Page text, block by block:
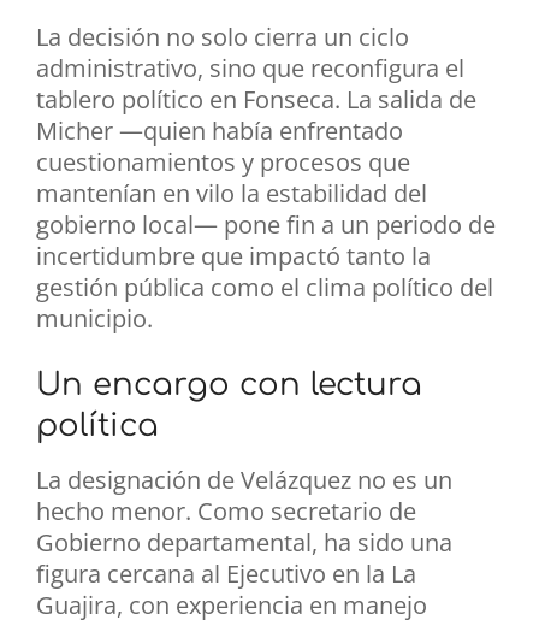
La decisión no solo cierra un ciclo
administrativo, sino que reconfigura el
tablero político en Fonseca. La salida de
Micher —quien había enfrentado
cuestionamientos y procesos que
mantenían en vilo la estabilidad del
gobierno local— pone fin a un periodo de
incertidumbre que impactó tanto la
gestión pública como el clima político del
municipio.
Un encargo con lectura
política
La designación de Velázquez no es un
hecho menor. Como secretario de
Gobierno departamental, ha sido una
figura cercana al Ejecutivo en la La
Guajira, con experiencia en manejo